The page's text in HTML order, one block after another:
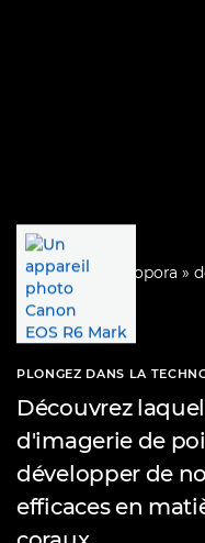
PLONGEZ DANS LA
Découvrez
d'imagerie de
développer de
efficaces en